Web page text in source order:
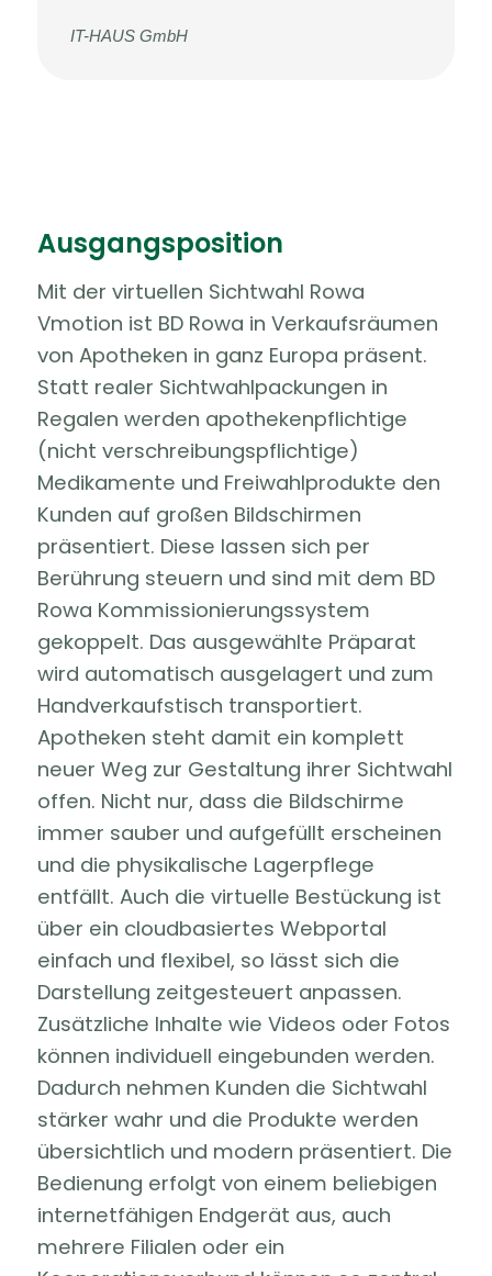
IT-HAUS GmbH
Ausgangsposition
Mit der virtuellen Sichtwahl Rowa
Vmotion ist BD Rowa in Verkaufsräumen
von Apotheken in ganz Europa präsent.
Statt realer Sichtwahlpackungen in
Regalen werden apothekenpflichtige
(nicht verschreibungspflichtige)
Medikamente und Freiwahlprodukte den
Kunden auf großen Bildschirmen
präsentiert. Diese lassen sich per
Berührung steuern und sind mit dem BD
Rowa Kommissionierungssystem
gekoppelt. Das ausgewählte Präparat
wird automatisch ausgelagert und zum
Handverkaufstisch transportiert.
Apotheken steht damit ein komplett
neuer Weg zur Gestaltung ihrer Sichtwahl
offen. Nicht nur, dass die Bildschirme
immer sauber und aufgefüllt erscheinen
und die physikalische Lagerpflege
entfällt. Auch die virtuelle Bestückung ist
über ein cloudbasiertes Webportal
einfach und flexibel, so lässt sich die
Darstellung zeitgesteuert anpassen.
Zusätzliche Inhalte wie Videos oder Fotos
können individuell eingebunden werden.
Dadurch nehmen Kunden die Sichtwahl
stärker wahr und die Produkte werden
übersichtlich und modern präsentiert. Die
Bedienung erfolgt von einem beliebigen
internetfähigen Endgerät aus, auch
mehrere Filialen oder ein